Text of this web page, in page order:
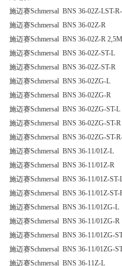
施迈赛Schmersal BNS 36-02Z-LST-
施迈赛Schmersal BNS 36-02Z-R
施迈赛Schmersal BNS 36-02Z-R 2,5M
施迈赛Schmersal BNS 36-02Z-ST-L
施迈赛Schmersal BNS 36-02Z-ST-R
施迈赛Schmersal BNS 36-02ZG-L
施迈赛Schmersal BNS 36-02ZG-R
施迈赛Schmersal BNS 36-02ZG-ST-L
施迈赛Schmersal BNS 36-02ZG-ST-R
施迈赛Schmersal BNS 36-02ZG-ST-
施迈赛Schmersal BNS 36-11/01Z-L
施迈赛Schmersal BNS 36-11/01Z-R
施迈赛Schmersal BNS 36-11/01Z-ST-
施迈赛Schmersal BNS 36-11/01Z-ST-
施迈赛Schmersal BNS 36-11/01ZG-L
施迈赛Schmersal BNS 36-11/01ZG-R
施迈赛Schmersal BNS 36-11/01ZG-
施迈赛Schmersal BNS 36-11/01ZG-
施迈赛Schmersal BNS 36-11Z-L